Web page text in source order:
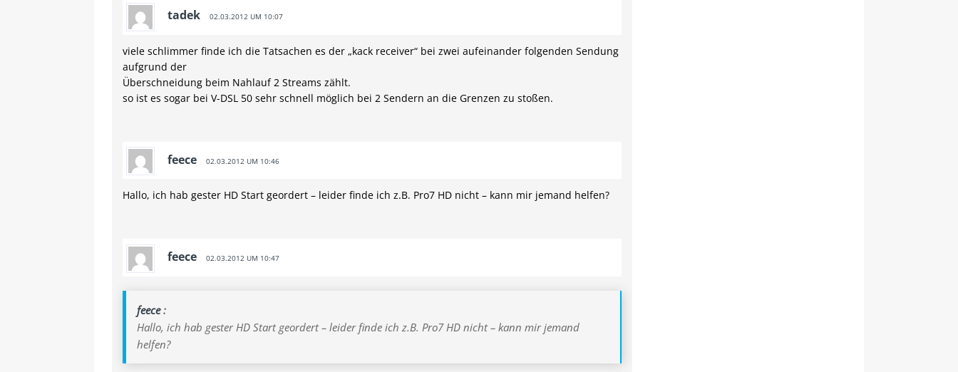
tadek 02.03.2012 UM 10:07
viele schlimmer finde ich die Tatsachen es der „kack receiver“ bei zwei aufeinander folgenden Sendung
aufgrund der
Überschneidung beim Nahlauf 2 Streams zählt.
so ist es sogar bei V-DSL 50 sehr schnell möglich bei 2 Sendern an die Grenzen zu stoßen.
feece 02.03.2012 UM 10:46
Hallo, ich hab gester HD Start geordert – leider finde ich z.B. Pro7 HD nicht – kann mir jemand helfen?
feece 02.03.2012 UM 10:47
feece:
Hallo, ich hab gester HD Start geordert – leider finde ich z.B. Pro7 HD nicht – kann mir jemand
helfen?